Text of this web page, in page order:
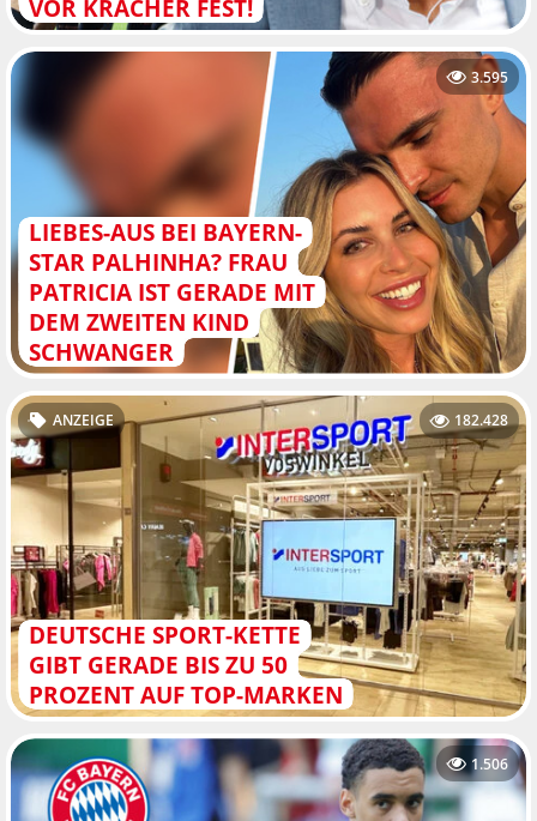
VOR KRACHER FEST!
LIEBES-AUS BEI BAYERN-
STAR PALHINHA? FRAU
PATRICIA IST GERADE MIT
DEM ZWEITEN KIND
SCHWANGER
3.595
DEUTSCHE SPORT-KETTE
GIBT GERADE BIS ZU 50
PROZENT AUF TOP-MARKEN
ANZEIGE 182.428
1.506